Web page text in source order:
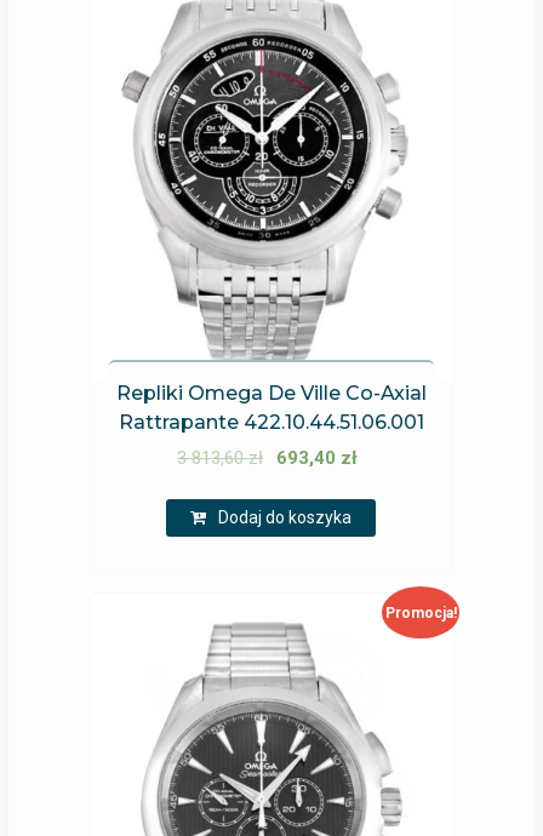
Repliki Omega De Ville Co-Axial
Rattrapante 422.10.44.51.06.001
3 813,60zł 693,40 zł
Dodaj do koszyka
Promocja!